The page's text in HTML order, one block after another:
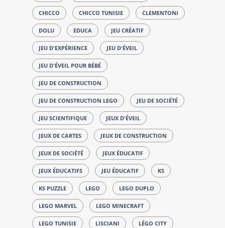
CHICCO CHICCO TUNISIE CLEMENTONI
DOLU EDUCA JEU CRÉATIF
JEU D'EXPÉRIENCE JEU D'ÉVEIL
JEU D'ÉVEIL POUR BÉBÉ
JEU DE CONSTRUCTION
JEU DE CONSTRUCTION LEGO JEU DE SOCIÉTÉ
JEU SCIENTIFIQUE JEUX D'ÉVEIL
JEUX DE CARTES JEUX DE CONSTRUCTION
JEUX DE SOCIÉTÉ JEUX ÉDUCATIF
JEUX ÉDUCATIFS JEU ÉDUCATIF KS
KS PUZZLE LEGO LEGO DUPLO
LEGO MARVEL LEGO MINECRAFT
LEGO TUNISIE LISCIANI LÉGO CITY